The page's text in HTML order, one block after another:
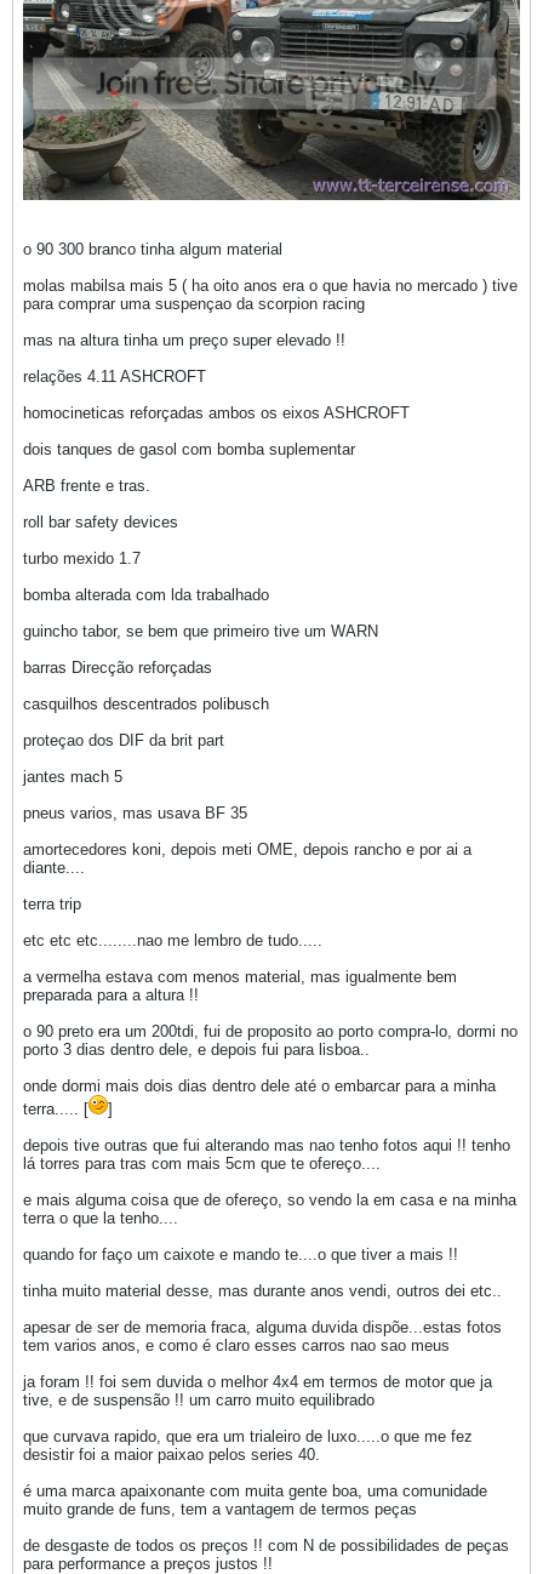
o 90 300 branco tinha algum material
molas mabilsa mais 5 ( ha oito anos era o que havia no mercado ) tive
para comprar uma suspençao da scorpion racing
mas na altura tinha um preço super elevado !!
relações 4.11 ASHCROFT
homocineticas reforçadas ambos os eixos ASHCROFT
dois tanques de gasol com bomba suplementar
ARB frente e tras.
roll bar safety devices
turbo mexido 1.7
bomba alterada com lda trabalhado
guincho tabor, se bem que primeiro tive um WARN
barras Direcção reforçadas
casquilhos descentrados polibusch
proteçao dos DIF da brit part
jantes mach 5
pneus varios, mas usava BF 35
amortecedores koni, depois meti OME, depois rancho e por ai a
diante....
terra trip
etc etc etc........nao me lembro de tudo.....
a vermelha estava com menos material, mas igualmente bem
preparada para a altura !!
o 90 preto era um 200tdi, fui de proposito ao porto compra-lo, dormi no
porto 3 dias dentro dele, e depois fui para lisboa..
onde dormi mais dois dias dentro dele até o embarcar para a minha
terra..... [
]
depois tive outras que fui alterando mas nao tenho fotos aqui !! tenho
lá torres para tras com mais 5cm que te ofereço....
e mais alguma coisa que de ofereço, so vendo la em casa e na minha
terra o que la tenho....
quando for faço um caixote e mando te....o que tiver a mais !!
tinha muito material desse, mas durante anos vendi, outros dei etc..
apesar de ser de memoria fraca, alguma duvida dispõe...estas fotos
tem varios anos, e como é claro esses carros nao sao meus
ja foram !! foi sem duvida o melhor 4x4 em termos de motor que ja
tive, e de suspensão !! um carro muito equilibrado
que curvava rapido, que era um trialeiro de luxo.....o que me fez
desistir foi a maior paixao pelos series 40.
é uma marca apaixonante com muita gente boa, uma comunidade
muito grande de funs, tem a vantagem de termos peças
de desgaste de todos os preços !! com N de possibilidades de peças
para performance a preços justos !!